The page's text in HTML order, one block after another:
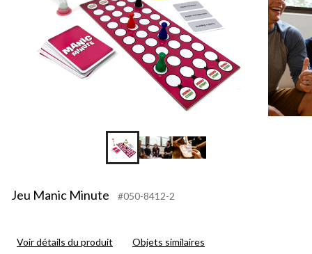
Jeu Manic Minute #050-8412-2
Voir détails du produit Objets similaires